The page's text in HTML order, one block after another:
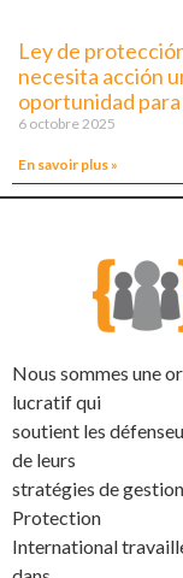
Ley de
necesita acción
oportunidad
6 octobre 2025
En savoir plus »
Nous sommes une
lucratif qui
soutient les
de leurs
stratégies de
Protection
International